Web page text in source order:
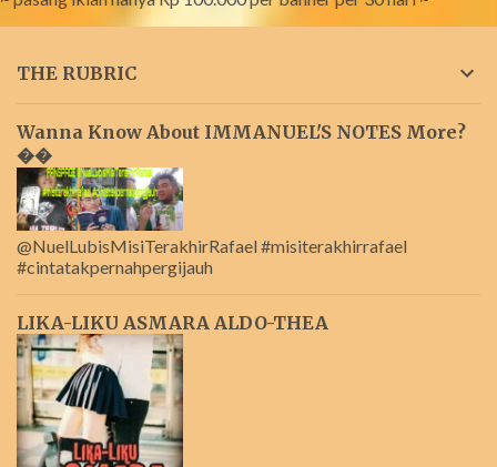
THE RUBRIC
Wanna Know About IMMANUEL'S NOTES More?
��
@NuelLubisMisiTerakhirRafael #misiterakhirrafael
#cintatakpernahpergijauh
LIKA-LIKU ASMARA ALDO-THEA